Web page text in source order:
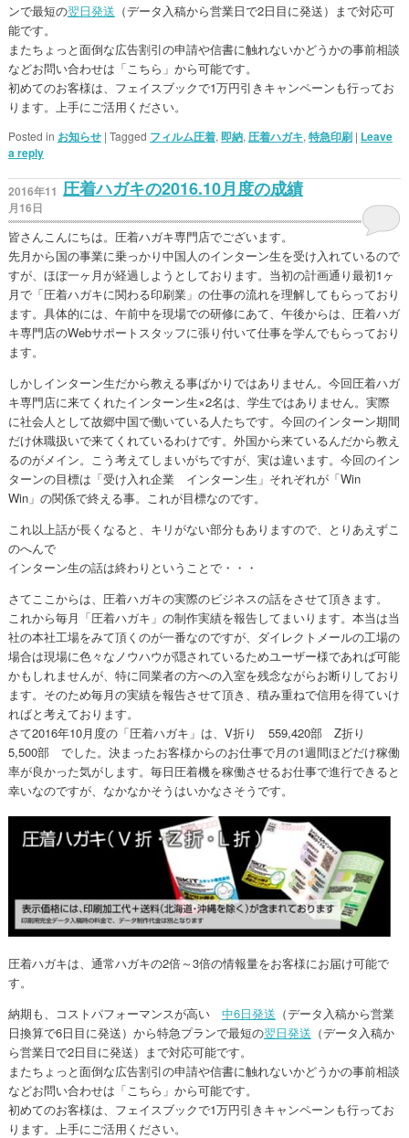
ンで最短の翌日発送 （データ入稿から営業日で2日目に発送）まで対応可
能です。
またちょっと面倒な広告割引の申請や信書に触れないかどうかの事前相談
などお問い合わせは「こちら」から可能です。
初めてのお客様は、フェイスブックで1万円引きキャンペーンも行ってお
ります。上手にご活用ください。
Posted in お知らせ | Tagged フィルム圧着, 即納, 圧着ハガキ, 特急印刷 | Leave
a reply
圧着ハガキの2016.10月度の成績
2016年11
月16日
皆さんこんにちは。圧着ハガキ専門店でございます。
先月から国の事業に乗っかり中国人のインターン生を受け入れているので
すが、ほぼ一ヶ月が経過しようとしております。当初の計画通り最初1ヶ
月で「圧着ハガキに関わる印刷業」の仕事の流れを理解してもらっており
ます。具体的には、午前中を現場での研修にあて、午後からは、圧着ハガ
キ専門店のWebサポートスタッフに張り付いて仕事を学んでもらっており
ます。
しかしインターン生だから教える事ばかりではありません。今回圧着ハガ
キ専門店に来てくれたインターン生×2名は、学生ではありません。実際
に社会人として故郷中国で働いている人たちです。今回のインターン期間
だけ休職扱いで来てくれているわけです。外国から来ているんだから教え
るのがメイン。こう考えてしまいがちですが、実は違います。今回のイン
ターンの目標は「受け入れ企業 インターン生」それぞれが「Win
Win」の関係で終える事。これが目標なのです。
これ以上話が長くなると、キリがない部分もありますので、とりあえずこ
のへんで
インターン生の話は終わりということで・・・
さてここからは、圧着ハガキの実際のビジネスの話をさせて頂きます。
これから毎月「圧着ハガキ」の制作実績を報告してまいります。本当は当
社の本社工場をみて頂くのが一番なのですが、ダイレクトメールの工場の
場合は現場に色々なノウハウが隠されているためユーザー様であれば可能
かもしれませんが、特に同業者の方への入室を残念ながらお断りしており
ます。そのため毎月の実績を報告させて頂き、積み重ねで信用を得ていけ
ればと考えております。
さて2016年10月度の「圧着ハガキ」は、V折り 559,420部 Z折り
5,500部 でした。決まったお客様からのお仕事で月の1週間ほどだけ稼働
率が良かった気がします。毎日圧着機を稼働させるお仕事で進行できると
幸いなのですが、なかなかそうはいかなさそうです。
圧着ハガキは、通常ハガキの2倍～3倍の情報量をお客様にお届け可能で
す。
納期も、コストパフォーマンスが高い 中6日発送 （データ入稿から営業
日換算で6日目に発送）から特急プランで最短の翌日発送 （データ入稿か
ら営業日で2日目に発送）まで対応可能です。
またちょっと面倒な広告割引の申請や信書に触れないかどうかの事前相談
などお問い合わせは「こちら」から可能です。
初めてのお客様は、フェイスブックで1万円引きキャンペーンも行ってお
ります。上手にご活用ください。